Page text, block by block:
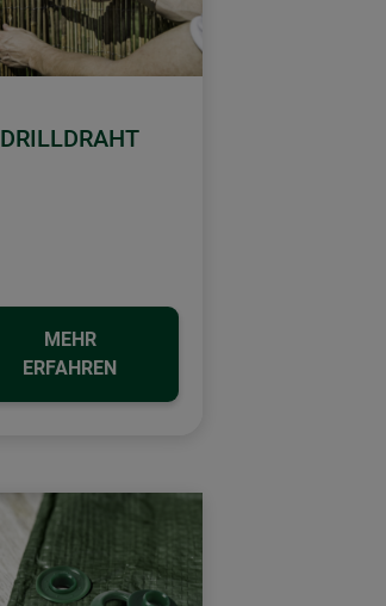
DRILLDRAHT
MEHR
ERFAHREN